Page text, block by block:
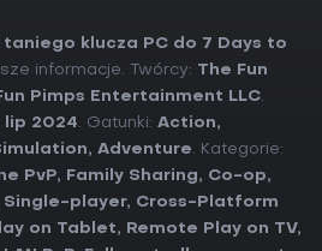
taniego klucza PC do 7 Days to
informacje. Twórcy: The Fun
Pimps Entertainment LLC.
lip 2024. Gatunki: Action,
, Adventure. Kategorie:
PvP, Family Sharing, Co-op,
Single-player, Cross-Platform
on Tablet, Remote Play on TV,